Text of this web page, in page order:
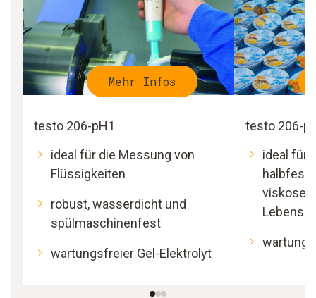
Mehr Infos
testo 206-pH1
ideal für die Messung von
Flüssigkeiten
robust, wasserdicht und
spülmaschinenfest
wartungsfreier Gel-Elektrolyt
testo 206-
ideal für
viskose-